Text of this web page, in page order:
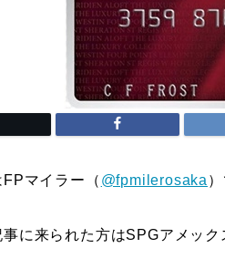
マイラー（ @fpmilerosaka ）
事に来られた方はSPGアメッ